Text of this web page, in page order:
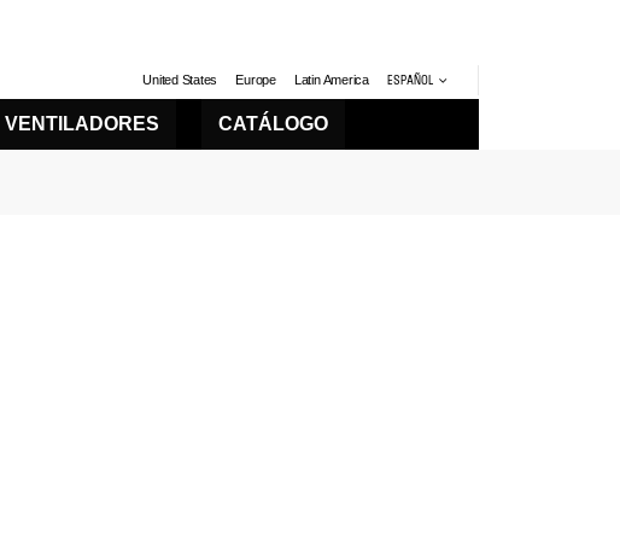
United States Europe Latin America ESPAÑOL
VENTILADORES CATÁLOGO